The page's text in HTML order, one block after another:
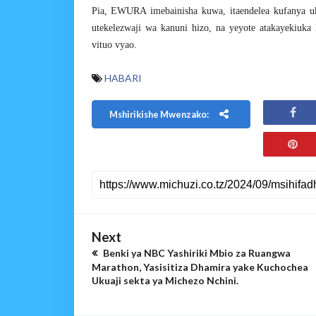
Pia, EWURA imebainisha kuwa, itaendelea
utekelezwaji wa kanuni hizo, na yeyote
vituo vyao.
HABARI
Mshirikishe Mwenzako:
Next
Benki ya NBC Yashiriki Mbio za Ruangwa
Marathon, Yasisitiza Dhamira yake Kuchochea
Ukuaji sekta ya Michezo Nchini.